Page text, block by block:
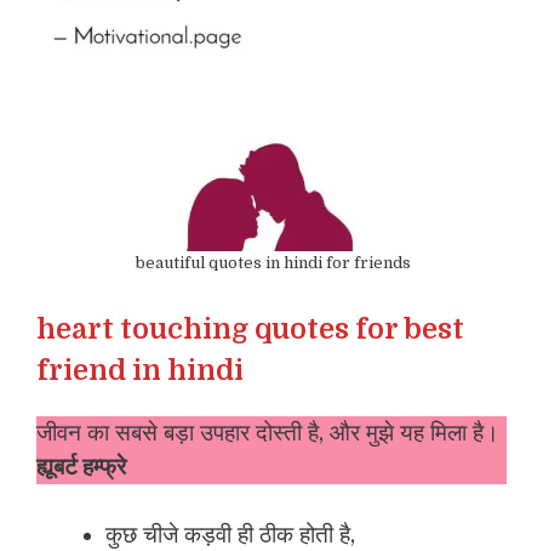
beautiful quotes in hindi for friends
heart touching quotes for best
friend in hindi
जीवन का सबसे बड़ा उपहार दोस्ती है, और मुझे यह मिला है।
ह्यूबर्ट हम्फ्रे
कुछ चीजे कड़वी ही ठीक होती है,